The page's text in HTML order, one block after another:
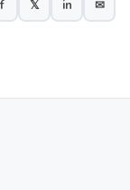
f 𝕏 in ✉